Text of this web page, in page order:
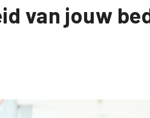
van jouw